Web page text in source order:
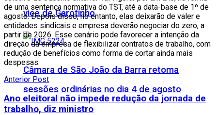
vice de Garotinho
Câmara de São João da Barra retoma
sessões ordinárias no dia 4 de agosto
de uma sentença normativa do TST, até a data-base de 1º de
agosto. Depois disso, no entanto, elas deixarão de valer e
entidades sindicais e empresa deverão negociar do zero, a
partir de 2026. Esse cenário pode favorecer a intenção da
direção da empresa de flexibilizar contratos de trabalho, com
redução de benefícios como forma de cortar ainda mais
despesas.
Anterior Post
Ano eleitoral não impede redução da jornada de
trabalho, diz ministro